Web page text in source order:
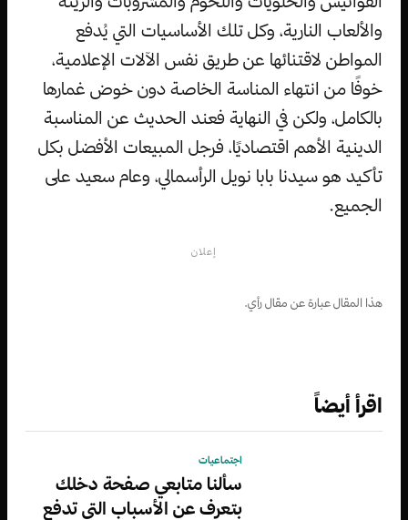
والألعاب النارية، وكل تلك الأساسيات التي يُدفع
المواطن لاقتنائها عن طريق نفس الآلات الإعلامية،
خوفًا من انتهاء المناسة الخاصة دون خوض غمارها
بالكامل، ولكن في النهاية فعند الحديث عن المناسبة
الدينية الأهم اقتصاديًا، فرجل المبيعات الأفضل بكل
تأكيد هو سيدنا بابا نويل الرأسمالي، وعام سعيد على
الجميع.
إعلان
هذا المقال عبارة عن مقال رأي.
اقرأ أيضاً
اجتماعيات
سألنا متابعي صفحة دخلك
بتعرف عن الأسباب التي تدفع